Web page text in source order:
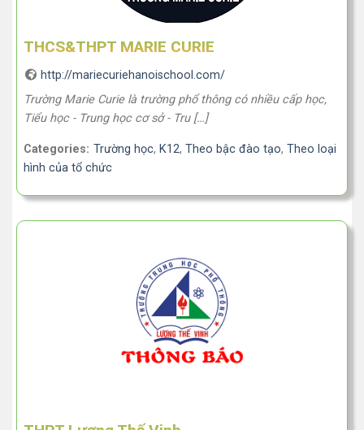
THCS&THPT MARIE CURIE
http://mariecuriehanoischool.com/
Trường Marie Curie là trường phổ thông có nhiều cấp học,
Tiểu học - Trung học cơ sở - Tru […]
Categories: Trường học, K12, Theo bậc đào tạo, Theo loại
hình của tổ chức